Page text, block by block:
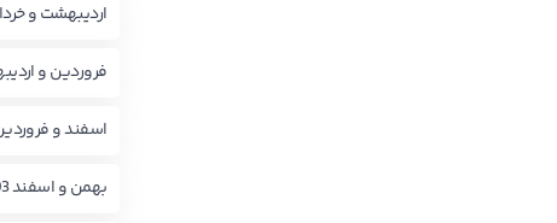
اردیبهشت و خرداد
فروردین و
اسفند و فروردین
بهمن و اسفند 1403